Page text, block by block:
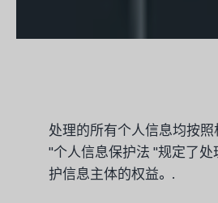
处理的所有个人信息均按
"个人信息保护法 "规定了
护信息主体的权益。.